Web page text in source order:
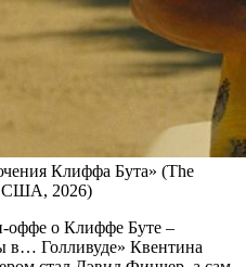
Клиффа Бута» (The
США, 2026)
оффе о Клиффе Буте –
в… Голливуде» Квентина